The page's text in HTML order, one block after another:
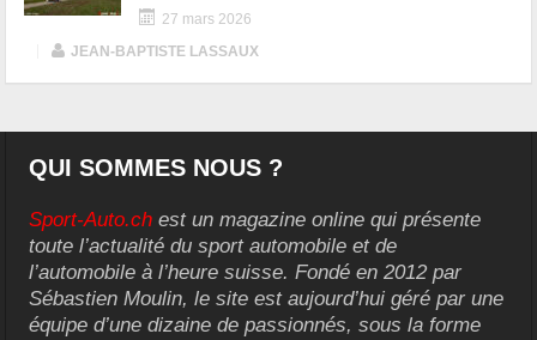
27 mars 2026
JEAN-BAPTISTE LASSAUX
QUI SOMMES NOUS ?
Sport-Auto.ch est un magazine online qui présente
toute l’actualité du sport automobile et de
l’automobile à l’heure suisse. Fondé en 2012 par
Sébastien Moulin, le site est aujourd’hui géré par une
équipe d’une dizaine de passionnés, sous la forme